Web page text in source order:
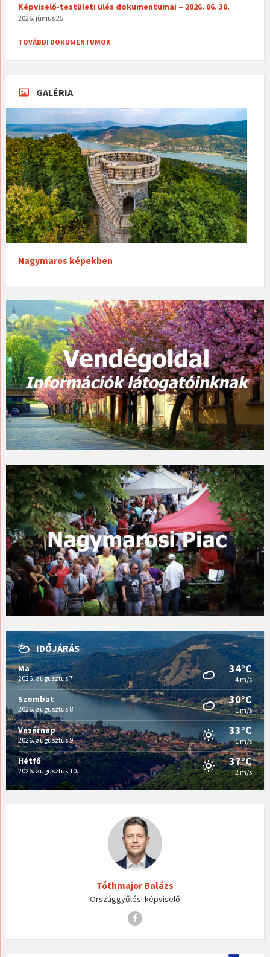
Képviselő-testületi ülés dokumentumai – 2026. 06. 30.
2026. június 25.
TOVÁBBI DOKUMENTUMOK
GALÉRIA
Nagymaros képekben
IDŐJÁRÁS
Ma
2026. augusztus 7.
34°C
4 m/s
Szombat
2026. augusztus 8.
30°C
1 m/s
Vasárnap
2026. augusztus 9.
33°C
1 m/s
Hétfő
2026. augusztus 10.
37°C
2 m/s
Tóthmajor Balázs
Országgyűlési képviselő
Facebook